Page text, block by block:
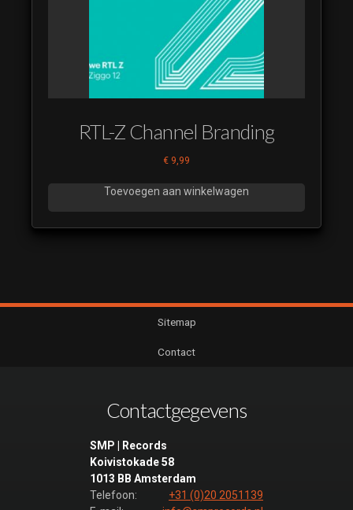
RTL-Z Channel Branding
€ 9,99
Toevoegen aan winkelwagen
Sitemap
Contact
Contactgegevens
SMP | Records
Koivistokade 58
1013 BB Amsterdam
Telefoon:
+31 (0)20 2051139